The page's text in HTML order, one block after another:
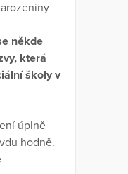
někde
která
školy v
úplně
hodně.